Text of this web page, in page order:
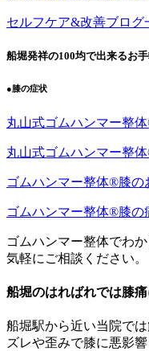
セルフケア&改善ブログ
船堀発祥の100均で出来るお
●膝の症状
丸山式ゴムハンマー整
丸山式ゴムハンマー整
ゴムハンマー整体®︎膝の
ゴムハンマー整体®️膝の
ゴムハンマー整体でわ
気軽にご相談ください。
船堀のはればれでは膝
船堀駅から近い当院で
ズレや歪みで膝に悪影